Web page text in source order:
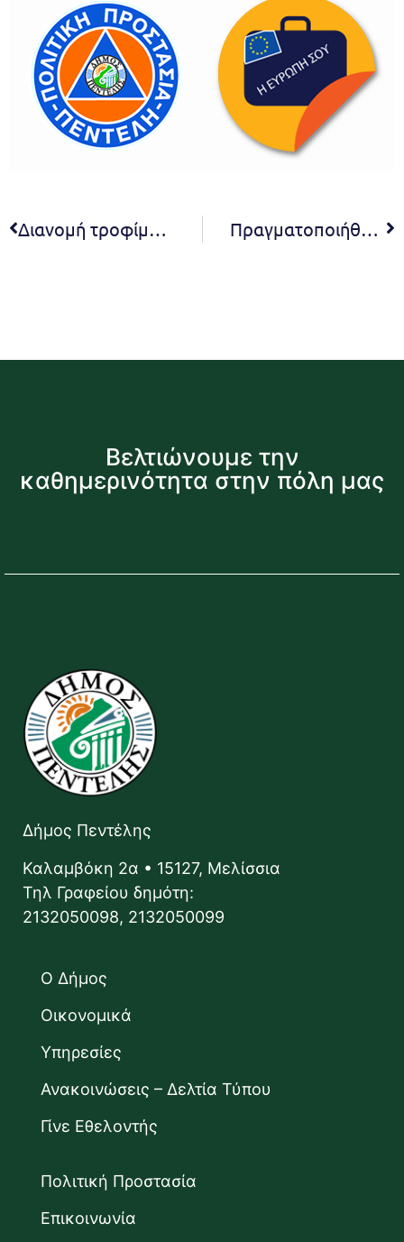
Διανομή τροφίμων σε ευπαθείς ομάδες από το Κοινωνικό Παντοπωλείο του Δήμου Πεντέλης Πραγματοποιήθηκε με επιτυχία η εκδήλωση «Shine Within» του Κέντρου Ημέρας Παιδιού & Εφήβου ΘΑΛΠΟΣ
Βελτιώνουμε την
καθημερινότητα στην πόλη μας
Δήμος Πεντέλης
Καλαμβόκη 2α • 15127, Μελίσσια
Τηλ Γραφείου δημότη:
2132050098, 2132050099
Ο Δήμος
Οικονομικά
Υπηρεσίες
Ανακοινώσεις – Δελτία Τύπου
Γίνε Εθελοντής
Πολιτική Προστασία
Επικοινωνία